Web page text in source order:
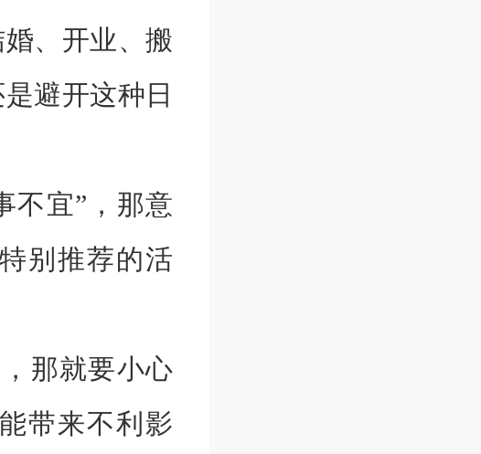
、开业、搬
避开这种日
宜”，那意
别推荐的活
那就要小心
带来不利影